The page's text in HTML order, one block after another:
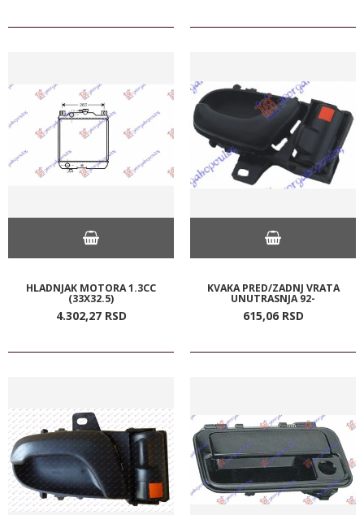
HLADNJAK MOTORA 1.3CC
(33X32.5)
4.302,27 RSD
KVAKA PRED/ZADNJ VRATA
UNUTRASNJA 92-
615,06 RSD